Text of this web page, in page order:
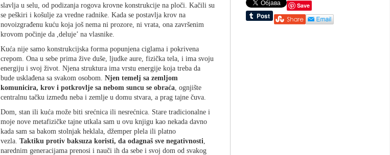
slavlja u selu, od podizanja rogova krovne konstrukcije na ploči. Kačili su
se peškiri i košulje za vredne radnike. Kada se postavlja krov na
novoizgrađenu kuću koja još nema ni prozore, ni vrata, ona završenim
krovom počinje da ,deluje’ na vlasnike.
Kuća nije samo konstrukcijska forma popunjena ciglama i pokrivena
crepom. Ona u sebe prima žive duše, ljudke aure, fizička tela, i ima svoju
energiju i svoj život. Njena struktura ima vrstu energije koja treba da
bude usklađena sa svakom osobom. Njen temelj sa zemljom
komunicira, krov i potkrovlje sa nebom suncu se obraća, ognjište
centralnu tačku između neba i zemlje u domu stvara, a prag tajne čuva.
Dom, stan ili kuća može biti srećnica ili nesrećnica. Stare tradicionalne i
moje nove metafizičke tajne utkala sam u ovu knjigu kao nekada davno
kada sam sa bakom stolnjak heklala, džemper plela ili platno
vezla. Taktiku protiv baksuza koristi, da odagnaš sve negativnosti,
narednim generacijama prenosi i nauči ih da sebe i svoj dom od svakog
Save